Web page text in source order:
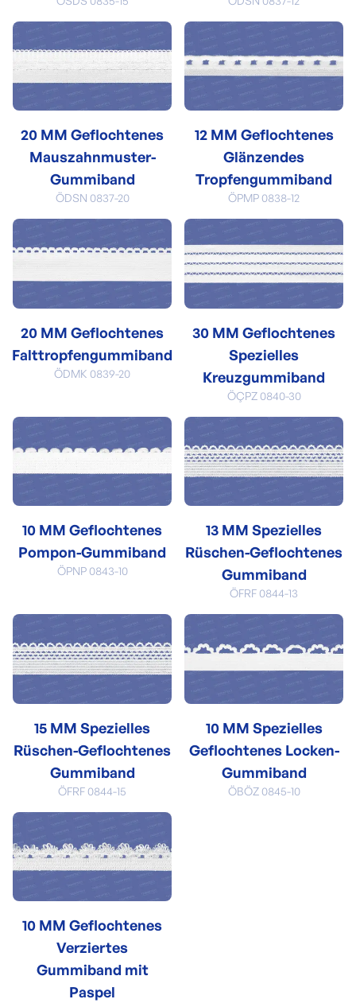
20 MM Geflochtenes
Mauszahnmuster-
Gummiband
ÖDSN 0837-20
12 MM Geflochtenes
Glänzendes
Tropfengummiband
ÖPMP 0838-12
20 MM Geflochtenes
Falttropfengummiband
ÖDMK 0839-20
30 MM Geflochtenes
Spezielles
Kreuzgummiband
ÖÇPZ 0840-30
10 MM Geflochtenes
Pompon-Gummiband
ÖPNP 0843-10
13 MM Spezielles
Rüschen-Geflochtenes
Gummiband
ÖFRF 0844-13
15 MM Spezielles
Rüschen-Geflochtenes
Gummiband
ÖFRF 0844-15
10 MM Spezielles
Geflochtenes Locken-
Gummiband
ÖBÖZ 0845-10
10 MM Geflochtenes
Verziertes
Gummiband mit
Paspel